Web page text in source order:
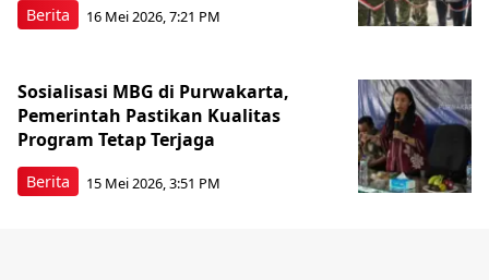
Berita 16 Mei 2026, 7:21 PM
Berita
Sosialisasi MBG di Purwakarta,
Pemerintah Pastikan Kualitas
Program Tetap Terjaga
15 Mei 2026, 3:51 PM